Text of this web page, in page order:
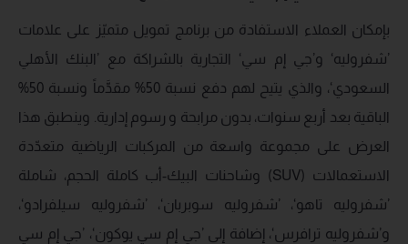
بإمكان العملاء الاستفادة من برنامج تمويل متميّز على علامات
’شفروليه‘ و’جي إم سي‘ التجارية بالشراكة مع ’البنك الأهلي
السعودي‘، والذي يتيح لهم دفع نسبة 50% مقدَّماً ونسبة 50%
الباقية بعد أربع سنوات، بدون مرابحة و رسوم إدارية. وينطبق هذا
العرض على مجموعة واسعة من المركبات الرياضية متعدّدة
الاستعمالات (SUV) وشاحنات البيك-أب كاملة الحجم، شاملة
’شفروليه تاهو‘، ’شفروليه سوبربان‘، ’شفروليه سيلفرادو‘،
و’شفروليه ترافرس‘، إضافة إلى ’جي إم سي يوكون‘، ’جي إم سي